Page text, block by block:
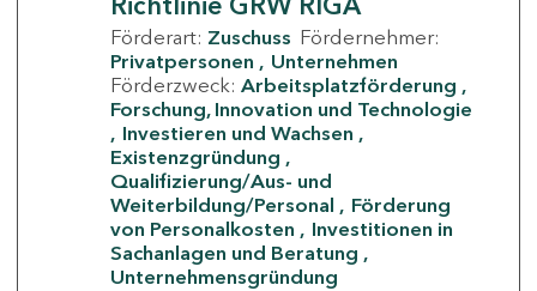
Förderart: Zuschuss Fördernehmer:
Privatpersonen
Unternehmen
Förderzweck: Arbeitsplatzförderung
Forschung, Innovation und Technologie
Investieren und Wachsen
Existenzgründung
Qualifizierung/Aus- und
Weiterbildung/Personal
Förderung
von Personalkosten
Investitionen in
Sachanlagen und Beratung
Unternehmensgründung